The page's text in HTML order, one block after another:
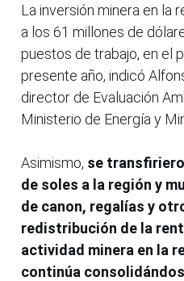
La inversión minera en la
a los 61 millones de
puestos de trabajo, en el
presente año, indicó
director de Evaluación
Ministerio de Energía y
Asimismo, se
de soles a la región y
de canon, regalías y
redistribución de la
actividad minera en la
continúa